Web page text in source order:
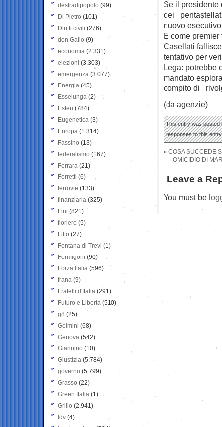
Se il presidente
dei
nuovo
E come
Casellati
tentativo per
Lega: potrebbe
mandato
compito di
(da agenzie)
This entry was posted
responses to this
« COSA SUCCEDE
OMICIDIO DI
Leave a
You must be
destradipopolo (99)
Di Pietro (101)
Diritti civili (276)
don Gallo (9)
economia (2.331)
elezioni (3.303)
emergenza (3.077)
Energia (45)
Esselunga (2)
Esteri (784)
Eugenetica (3)
Europa (1.314)
Fassino (13)
federalismo (167)
Ferrara (21)
Ferretti (6)
ferrovie (133)
finanziaria (325)
Fini (821)
fioriere (5)
Fitto (27)
Fontana di Trevi (1)
Formigoni (90)
Forza Italia (596)
frana (9)
Fratelli d'Italia (291)
Futuro e Libertà (510)
g8 (25)
Gelmini (68)
Genova (542)
Giannino (10)
Giustizia (5.784)
governo (5.799)
Grasso (22)
Green Italia (1)
Grillo (2.941)
Idv (4)